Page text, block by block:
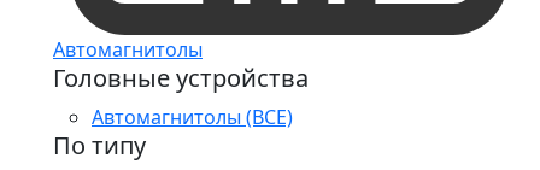
Автомагнитолы
Головные устройства
Автомагнитолы (ВСЕ)
По типу